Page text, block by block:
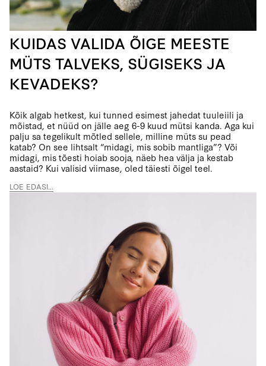
KUIDAS VALIDA ÕIGE MEESTE
MÜTS TALVEKS, SÜGISEKS JA
KEVADEKS?
Kõik algab hetkest, kui tunned esimest jahedat tuuleiili ja
mõistad, et nüüd on jälle aeg 6-9 kuud mütsi kanda. Aga kui
palju sa tegelikult mõtled sellele, milline müts su pead
katab? On see lihtsalt “midagi, mis sobib mantliga”? Või
midagi, mis tõesti hoiab sooja, näeb hea välja ja kestab
aastaid? Kui valisid viimase, oled täiesti õigel teel.
LOE EDASI...